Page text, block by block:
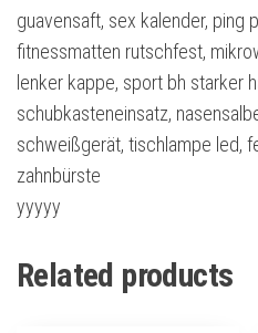
guavensaft, sex kalender, ping
fitnessmatten rutschfest,
lenker kappe, sport bh starker
schubkasteneinsatz,
schweißgerät, tischlampe led,
zahnbürste
yyyyy
Related products